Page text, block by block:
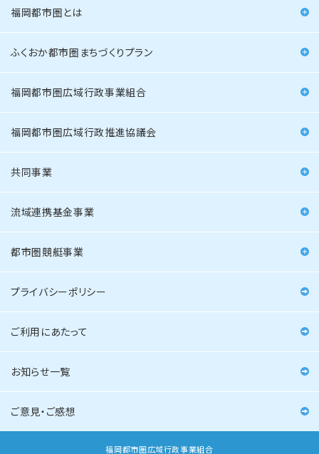
福岡都市圏とは
ふくおか都市圏まちづくりプラン
福岡都市圏広域行政事業組合
福岡都市圏広域行政推進協議会
共同事業
流域連携基金事業
都市圏競艇事業
プライバシーポリシー
ご利用にあたって
お知らせ一覧
ご意見・ご感想
福岡都市圏広域行政事業組合